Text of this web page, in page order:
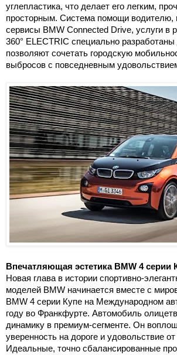
углепластика, что делает его легким,
просторным. Система помощи водителю,
сервисы BMW Connected Drive, услуги в
360° ELECTRIC специально
позволяют сочетать городскую
выбросов с повседневным
Впечатляющая эстетика BMW 4 серии
Новая глава в истории спортивно-
моделей BMW начинается вместе с
BMW 4 серии Купе на Международном
году во Франкфурте. Автомобиль
динамику в премиум-сегменте. Он
уверенность на дороге и удовольствие
Идеальные, точно сбалансированные